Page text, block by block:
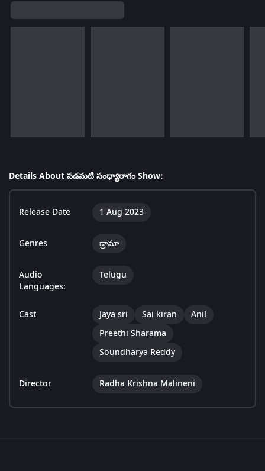
Details About పడమటి సంధ్యారాగం Show:
Release Date 1 Aug 2023
Genres డ్రామా
Audio
Languages:
Telugu
Cast Jaya sri Sai kiran
Anil
Preethi Sharama
Soundharya Reddy
Director Radha Krishna Malineni